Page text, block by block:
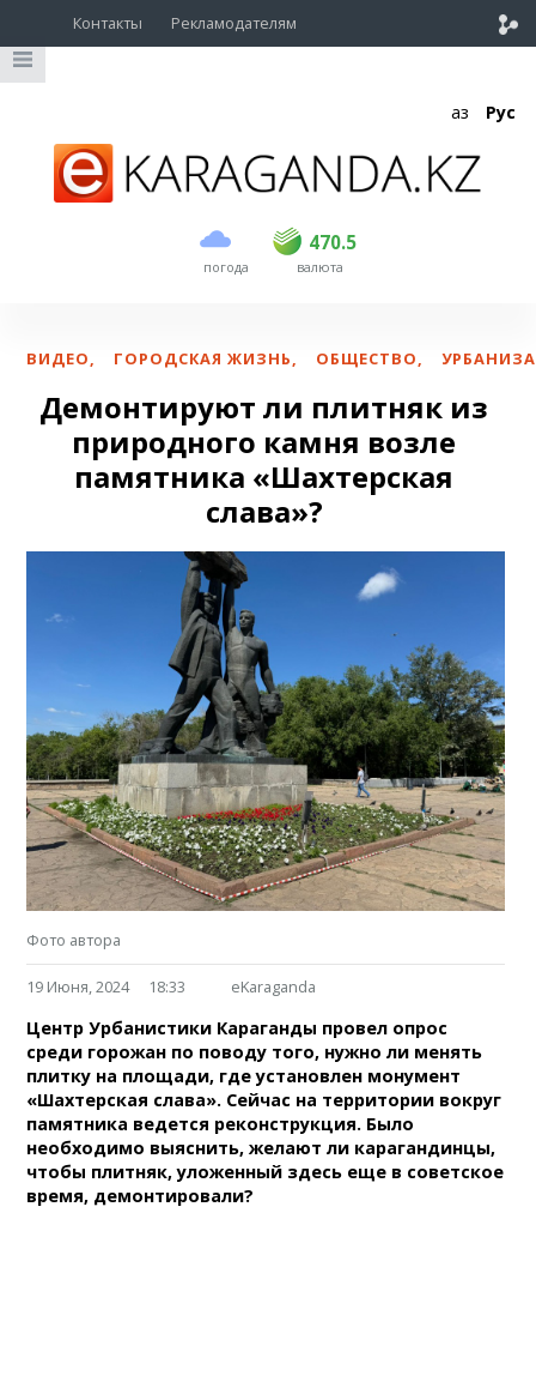
Контакты Рекламодателям
Қаз Рус
погода
470.5
USD 468.5 470.5
EUR валюта
ВИДЕО, ГОРОДСКАЯ ЖИЗНЬ, ОБЩЕСТВО,
Демонтируют ли плитняк из
природного камня возле
памятника «Шахтерская
слава»?
Фото автора
19 Июня, 2024 18:33 eKaraganda
Центр Урбанистики Караганды провел опрос
среди горожан по поводу того, нужно ли менять
плитку на площади, где установлен монумент
«Шахтерская слава». Сейчас на территории вокруг
памятника ведется реконструкция. Было
необходимо выяснить, желают ли карагандинцы,
чтобы плитняк, уложенный здесь еще в советское
время, демонтировали?